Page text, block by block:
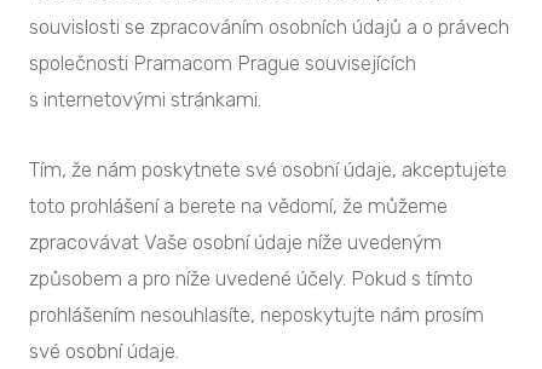
souvislosti se zpracováním osobních údajů a o právech
společnosti Pramacom Prague souvisejících
s internetovými stránkami.
Tím, že nám poskytnete své osobní údaje, akceptujete
toto prohlášení a berete na vědomí, že můžeme
zpracovávat Vaše osobní údaje níže uvedeným
způsobem a pro níže uvedené účely. Pokud s tímto
prohlášením nesouhlasíte, neposkytujte nám prosím
své osobní údaje.